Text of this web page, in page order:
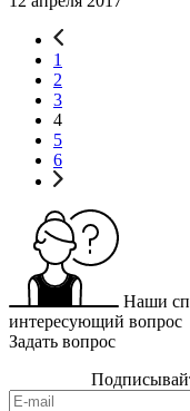
1
2
3
4
5
6
Наши
интересующий вопрос
Задать вопрос